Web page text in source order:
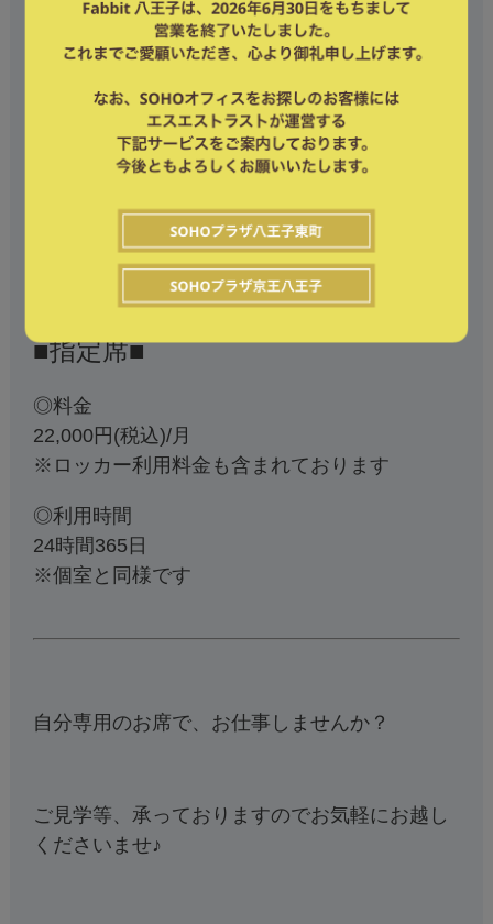
■指定席■
◎料金
22,000円(税込)/月
※ロッカー利用料金も含まれております
◎利用時間
24時間365日
※個室と同様です
自分専用のお席で、お仕事しませんか？
ご見学等、承っておりますのでお気軽にお越し
くださいませ♪